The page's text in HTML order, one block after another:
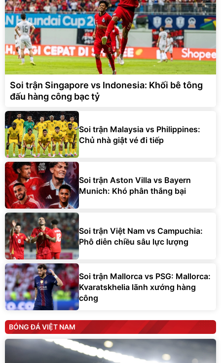
Soi trận Singapore vs Indonesia: Khối bê tông
đấu hàng công bạc tỷ
Soi trận Malaysia vs Philippines:
Chủ nhà giật vé đi tiếp
Soi trận Aston Villa vs Bayern
Munich: Khó phân thắng bại
Soi trận Việt Nam vs Campuchia:
Phô diễn chiều sâu lực lượng
Soi trận Mallorca vs PSG: Mallorca:
Kvaratskhelia lãnh xướng hàng
công
BÓNG ĐÁ VIỆT NAM